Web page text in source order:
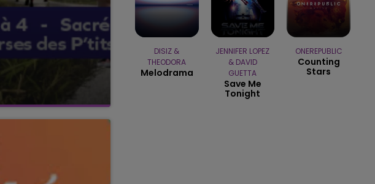
DISIZ &
THEODORA
Melodrama
JENNIFER LOPEZ
& DAVID
GUETTA
Save Me
Tonight
ONEREPUBLIC
Counting
Stars